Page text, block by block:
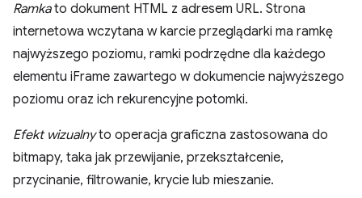
Ramkato dokument HTML z adresem URL. Strona
internetowa wczytana w karcie przeglądarki ma ramkę
najwyższego poziomu, ramki podrzędne dla każdego
elementu iFrame zawartego w dokumencie najwyższego
poziomu oraz ich rekurencyjne potomki.
Efekt wizualnyto operacja graficzna zastosowana do
bitmapy, taka jak przewijanie, przekształcenie,
przycinanie, filtrowanie, krycie lub mieszanie.